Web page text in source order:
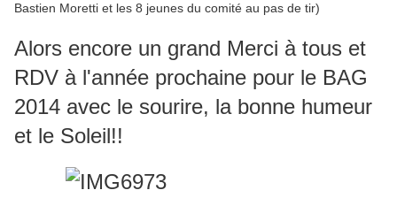
Bastien Moretti et les 8 jeunes du comité au pas de tir)
Alors encore un grand Merci à tous et
RDV à l'année prochaine pour le BAG
2014 avec le sourire, la bonne humeur
et le Soleil!!